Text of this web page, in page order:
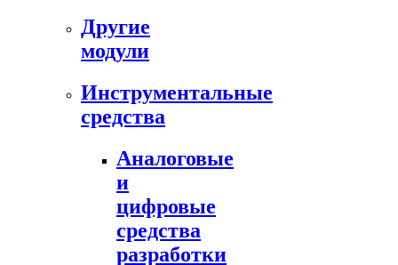
Другие
модули
Инструментальные
средства
Аналоговые
и
цифровые
средства
разработки